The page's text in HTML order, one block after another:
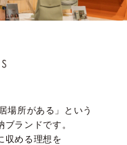
場所がある」という
ランドです。
収める理想を